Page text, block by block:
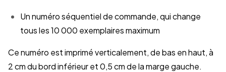
Un numéro séquentiel de commande, qui change
tous les 10 000 exemplaires maximum
Ce numéro est imprimé verticalement, de bas en haut, à
2 cm du bord inférieur et 0,5 cm de la marge gauche.